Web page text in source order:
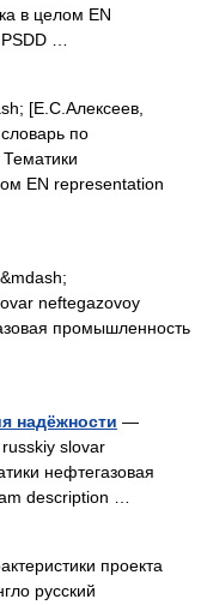
в целом EN
…
[Е.С.Алексеев,
по
EN representation
neftegazovoy
промышленность
надёжности —
slovar
нефтегазовая
description …
проекта
русский